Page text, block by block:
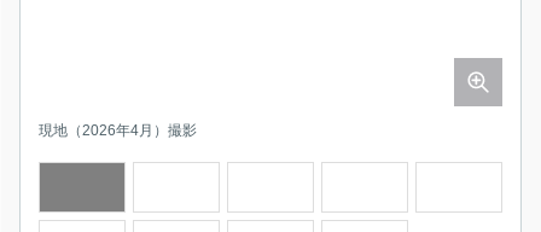
現地（2026年4月）撮影
現地（2026年4月）撮影
現地（2026年4月）撮影
現地（2026年4月）撮影
広島市立宇品小学校 451m
広島市立宇品中学校 1843m
セブンイレブン 広島宇品御幸店 290m
ゆめタウンみゆき 688m